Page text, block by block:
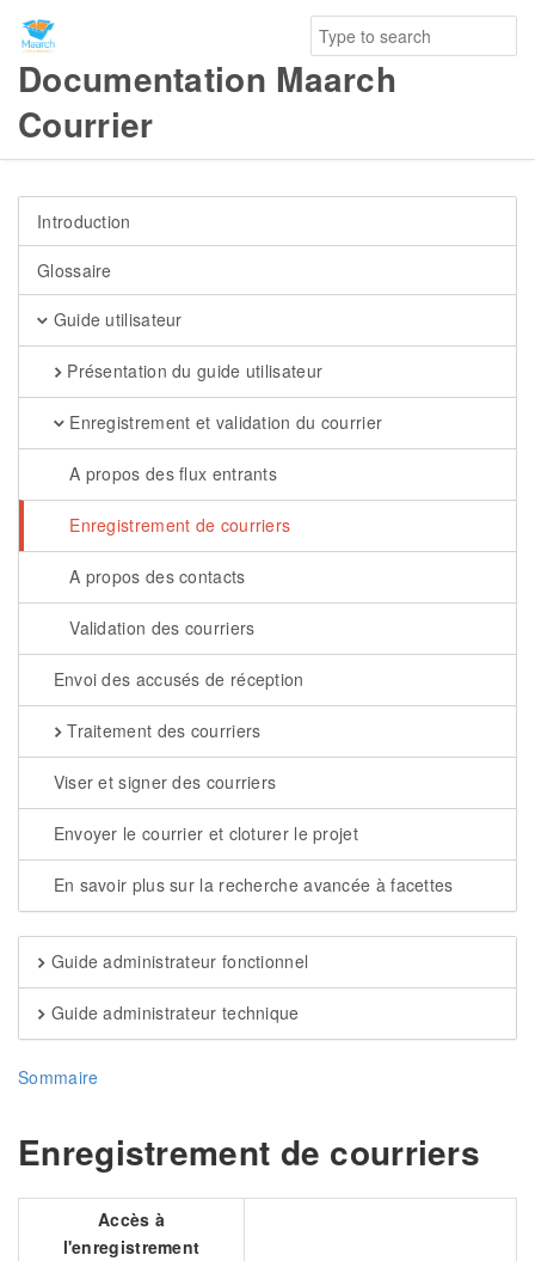
Documentation Maarch
Courrier
Introduction
Glossaire
Guide utilisateur
Présentation du guide utilisateur
Enregistrement et validation du courrier
A propos des flux entrants
Enregistrement de courriers
A propos des contacts
Validation des courriers
Envoi des accusés de réception
Traitement des courriers
Viser et signer des courriers
Envoyer le courrier et cloturer le projet
En savoir plus sur la recherche avancée à facettes
Guide administrateur fonctionnel
Guide administrateur technique
Sommaire
Enregistrement de courriers
Accès à
l'enregistrement